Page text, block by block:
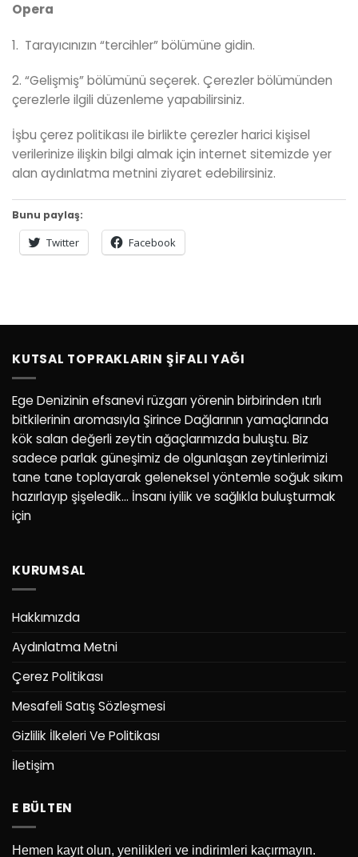
Opera
1. Tarayıcınızın “tercihler” bölümüne gidin.
2. “Gelişmiş” bölümünü seçerek. Çerezler bölümünden
çerezlerle ilgili düzenleme yapabilirsiniz.
İşbu çerez politikası ile birlikte çerezler harici kişisel
verilerinize ilişkin bilgi almak için internet sitemizde yer
alan aydınlatma metnini ziyaret edebilirsiniz.
Bunu paylaş:
Twitter Facebook
KUTSAL TOPRAKLARIN ŞIFALI YAĞI
Ege Denizinin efsanevi rüzgarı yörenin birbirinden ıtırlı
bitkilerinin aromasıyla Şirince Dağlarının yamaçlarında
kök salan değerli zeytin ağaçlarımızda buluştu. Biz
sadece parlak güneşimiz de olgunlaşan zeytinlerimizi
tane tane toplayarak geleneksel yöntemle soğuk sıkım
hazırlayıp şişeledik… İnsanı iyilik ve sağlıkla buluşturmak
için
KURUMSAL
Hakkımızda
Aydınlatma Metni
Çerez Politikası
Mesafeli Satış Sözleşmesi
Gizlilik İlkeleri Ve Politikası
İletişim
E BÜLTEN
Hemen kayıt olun, yenilikleri ve indirimleri kaçırmayın.